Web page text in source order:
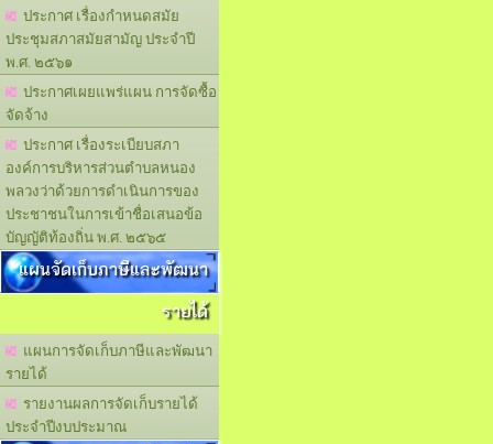
ประกาศ เรื่องกำหนดสมัย
ประชุมสภาสมัยสามัญ ประจำปี
พ.ศ. ๒๕๖๑
ประกาศเผยแพร่แผน การจัดซื้อ
จัดจ้าง
ประกาศ เรื่องระเบียบสภา
องค์การบริหารส่วนตำบลหนอง
พลวงว่าด้วยการดำเนินการของ
ประชาชนในการเข้าชื่อเสนอข้อ
บัญญัติท้องถิ่น พ.ศ. ๒๕๖๕
แผนจัดเก็บภาษีและพัฒนา
รายได้
แผนการจัดเก็บภาษีและพัฒนา
รายได้
รายงานผลการจัดเก็บรายได้
ประจำปีงบประมาณ